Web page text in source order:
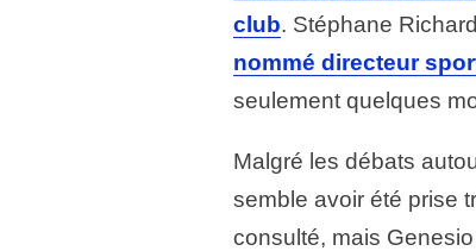
club. Stéphane
nommé directeur
seulement quelques
Malgré les débats
semble avoir été prise
consulté, mais